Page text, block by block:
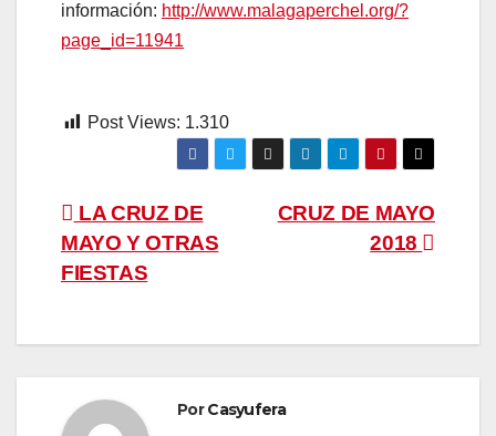
información: http://www.malagaperchel.org/?
page_id=11941
Post Views: 1.310
Navegación
de
CRUZ DE MAYO
2018
LA CRUZ DE
MAYO Y OTRAS
FIESTAS
PorCasyufera